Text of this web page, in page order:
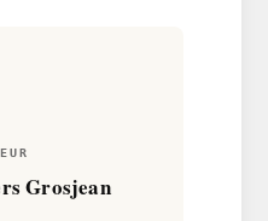
Grosjean